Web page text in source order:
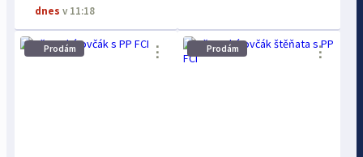
dnes v 11:18
Prodám ⋮ Prodám ⋮